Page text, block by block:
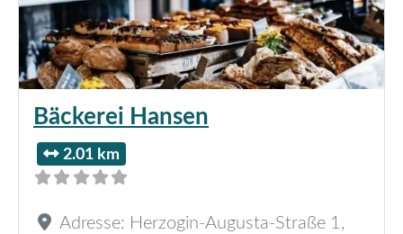
Bäckerei Hansen
2.01 km
Adresse: Herzogin-Augusta-Straße 1,